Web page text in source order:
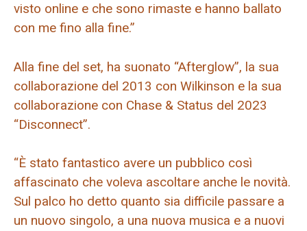
visto online e che sono rimaste e hanno ballato
con me fino alla fine.”
Alla fine del set, ha suonato “Afterglow”, la sua
collaborazione del 2013 con Wilkinson e la sua
collaborazione con Chase & Status del 2023
“Disconnect”.
“È stato fantastico avere un pubblico così
affascinato che voleva ascoltare anche le novità.
Sul palco ho detto quanto sia difficile passare a
un nuovo singolo, a una nuova musica e a nuovi